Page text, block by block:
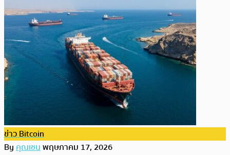
ข่าว Bitcoin
Byคุณเชนพฤษภาคม 17, 2026